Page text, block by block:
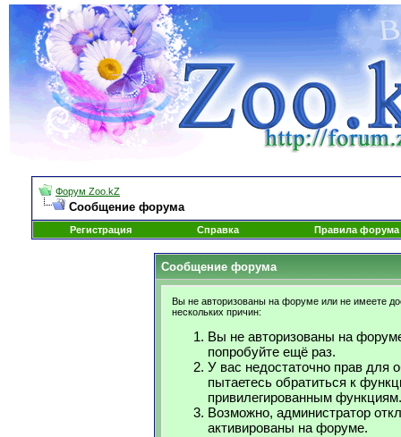
Форум Zoo.kZ
Сообщение форума
Регистрация Справка Правила форума
Сообщение форума
Вы не авторизованы на форуме или не имеете
нескольких причин:
Вы не авторизованы на
попробуйте ещё раз.
У вас недостаточно прав для
пытаетесь обратиться к
привилегированным функциям.
Возможно, администратор
активированы на форуме.